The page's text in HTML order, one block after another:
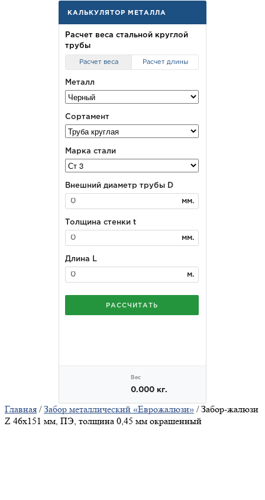
Главная /Забор металлический «Еврожалюзи» / Забор-жалюзи
Z 46х151 мм, ПЭ, толщина 0,45 мм окрашенный